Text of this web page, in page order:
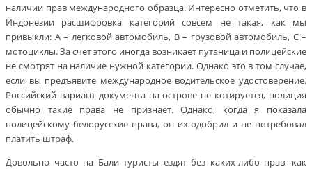
наличии прав международного образца. Интересно отметить, что в
Индонезии расшифровка категорий совсем не такая, как мы
привыкли: А – легковой автомобиль, В – грузовой автомобиль, С –
мотоциклы. За счет этого иногда возникает путаница и полицейские
не смотрят на наличие нужной категории. Однако это в том случае,
если вы предъявите международное водительское удостоверение.
Российский вариант документа на острове не котируется, полиция
обычно такие права не признает. Однако, когда я показала
полицейскому белорусские права, он их одобрил и не потребовал
платить штраф.
Довольно часто на Бали туристы ездят без каких-либо прав, как